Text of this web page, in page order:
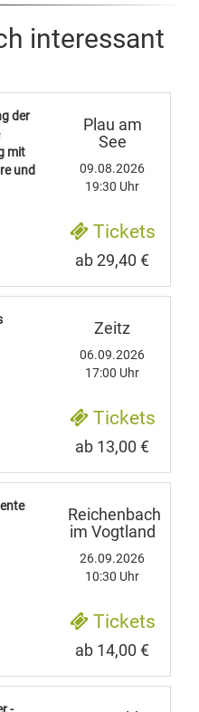
interessant
der
mit
und
Plau am
See
09.08.2026
19:30 Uhr
Tickets
ab 29,40 €
Zeitz
06.09.2026
17:00 Uhr
Tickets
ab 13,00 €
Reichenbach
im Vogtland
26.09.2026
10:30 Uhr
Tickets
ab 14,00 €
-